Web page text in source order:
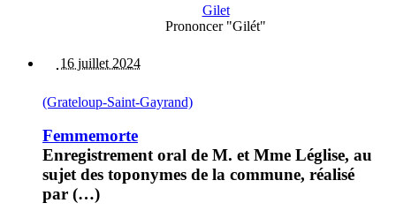
Gilet
Prononcer "Gilét"
16 juillet 2024
(Grateloup-Saint-Gayrand)
Femmemorte
Enregistrement oral de M. et Mme Léglise, au
sujet des toponymes de la commune, réalisé
par (…)